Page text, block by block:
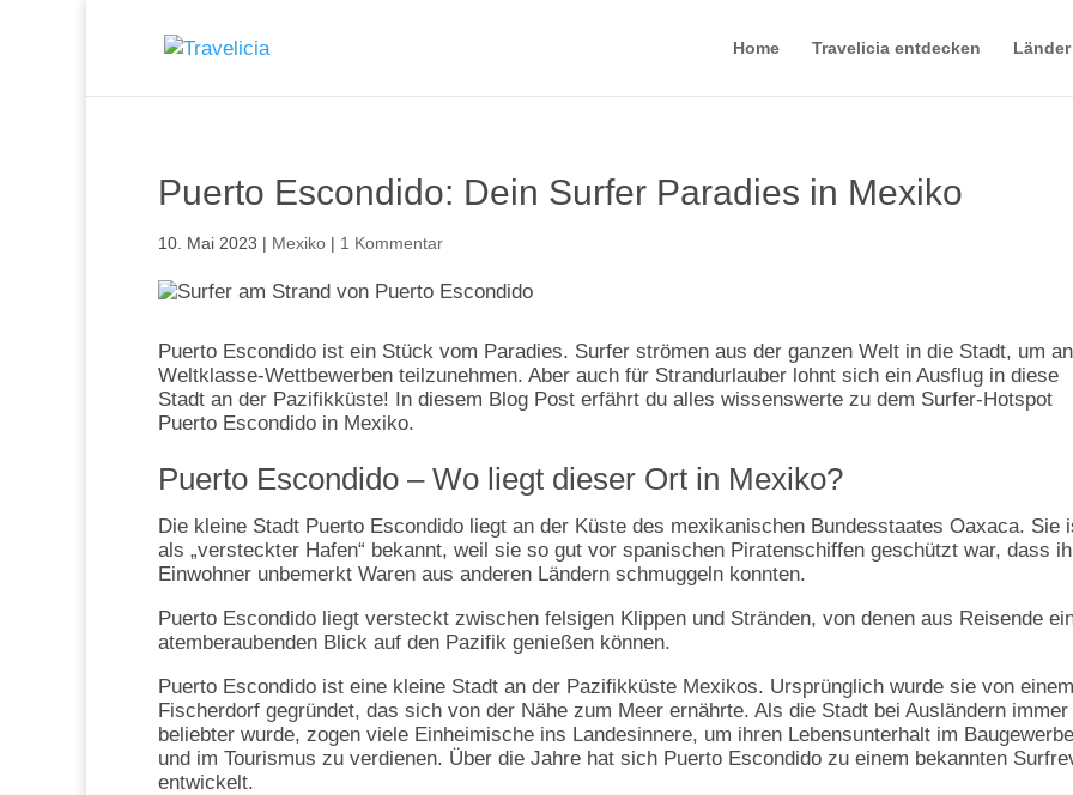
Home Travelicia entdecken Länder
Puerto Escondido: Dein Surfer Paradies in Mexiko
10. Mai 2023 | Mexiko | 1 Kommentar
Puerto Escondido ist ein Stück vom Paradies. Surfer strömen aus der ganzen Welt in die Stadt, um an
Weltklasse-Wettbewerben teilzunehmen. Aber auch für Strandurlauber lohnt sich ein Ausflug in diese
Stadt an der Pazifikküste! In diesem Blog Post erfährt du alles wissenswerte zu dem Surfer-Hotspot
Puerto Escondido in Mexiko.
Puerto Escondido – Wo liegt dieser Ort in Mexiko?
Die kleine Stadt Puerto Escondido liegt an der Küste des mexikanischen Bundesstaates Oaxaca. Sie
als „versteckter Hafen“ bekannt, weil sie so gut vor spanischen Piratenschiffen geschützt war, dass
Einwohner unbemerkt Waren aus anderen Ländern schmuggeln konnten.
Puerto Escondido liegt versteckt zwischen felsigen Klippen und Stränden, von denen aus Reisende
atemberaubenden Blick auf den Pazifik genießen können.
Puerto Escondido ist eine kleine Stadt an der Pazifikküste Mexikos. Ursprünglich wurde sie von einem
Fischerdorf gegründet, das sich von der Nähe zum Meer ernährte. Als die Stadt bei Ausländern immer
beliebter wurde, zogen viele Einheimische ins Landesinnere, um ihren Lebensunterhalt im Baugewerbe
und im Tourismus zu verdienen. Über die Jahre hat sich Puerto Escondido zu einem bekannten
entwickelt.